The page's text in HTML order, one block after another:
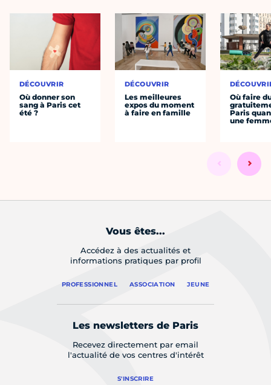
DÉCOUVRIR
Où donner son
sang à Paris cet
été ?
DÉCOUVRIR
Les meilleures
expos du moment
à faire en famille
Où faire
Paris
une
Vous êtes...
Accédez à des actualités et
informations pratiques par profil
PROFESSIONNEL ASSOCIATION JEUNE
Les newsletters de Paris
Recevez directement par email
l'actualité de vos centres d'intérêt
S'INSCRIRE